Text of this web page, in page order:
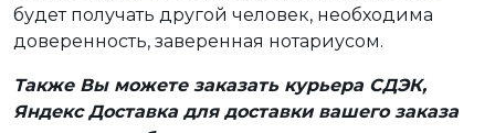
будет получать другой человек, необходима
доверенность, заверенная нотариусом.
Также Вы можете заказать курьера СДЭК,
Яндекс Доставка для доставки вашего заказа